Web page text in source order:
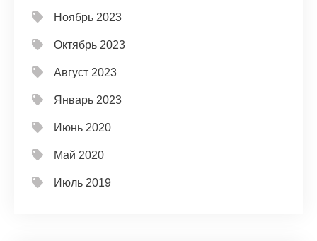
Ноябрь 2023
Октябрь 2023
Август 2023
Январь 2023
Июнь 2020
Май 2020
Июль 2019